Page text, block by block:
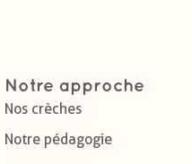
Notre approche
Nos crèches
Notre pédagogie